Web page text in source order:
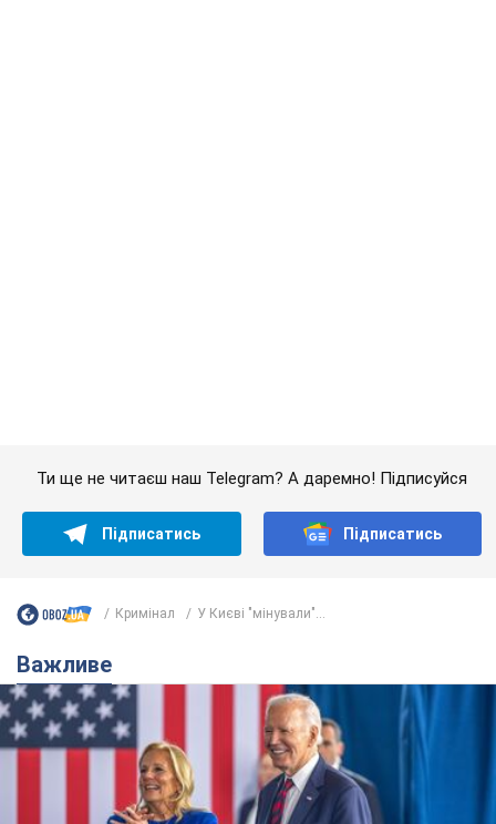
Дружина тяжкохворого Джо Байдена назвала
перший симптом, який сигналізував про його
"агресивний" рак
Спершу лікарі не надали цьому належної уваги
15,3 т.